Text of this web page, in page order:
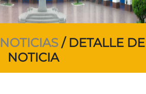
/ DETALLE DE
NOTICIA